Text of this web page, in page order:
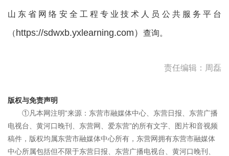
山东省网络安全工程专业技术人员公共服务平台
（ https://sdwxb.yxlearning.com） 查询。
责任编辑：周磊
版权与免责声明
①凡本网注明“来源：东营市融媒体中心、东营日报、东营广播
电视台、黄河口晚刊、东营网、爱东营”的所有文字、图片和音视频
稿件，版权均属东营市融媒体中心所有，东营网拥有东营市融媒体
中心所属包括但不限于东营日报、东营广播电视台、黄河口晚刊、